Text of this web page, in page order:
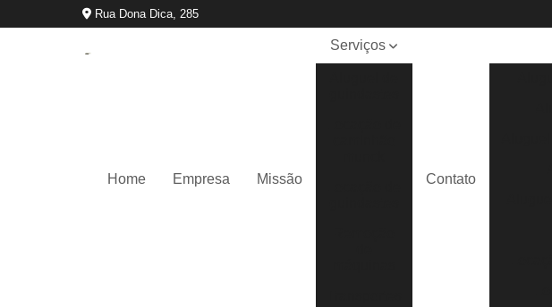
Rua Dona Dica, 285
Home Empresa Missão
Serviços
Contato